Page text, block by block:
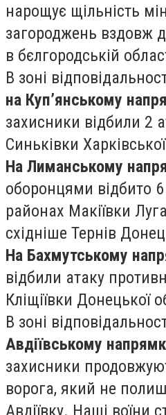
нарощує щільність
загороджень вздовж
в бєлгородській
В зоні
на Куп’янському
захисники відбили 2
Синьківки
На Лиманському
оборонцями відбито
районах Макіївки
східніше Тернів
На Бахмутському
відбили атаку
Кліщіївки Донецької
В зоні
Авдіївському
захисники
ворога, який не
Авдіївку. Наші воїни